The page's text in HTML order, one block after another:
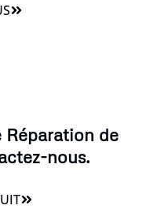
Réparation de
nous.